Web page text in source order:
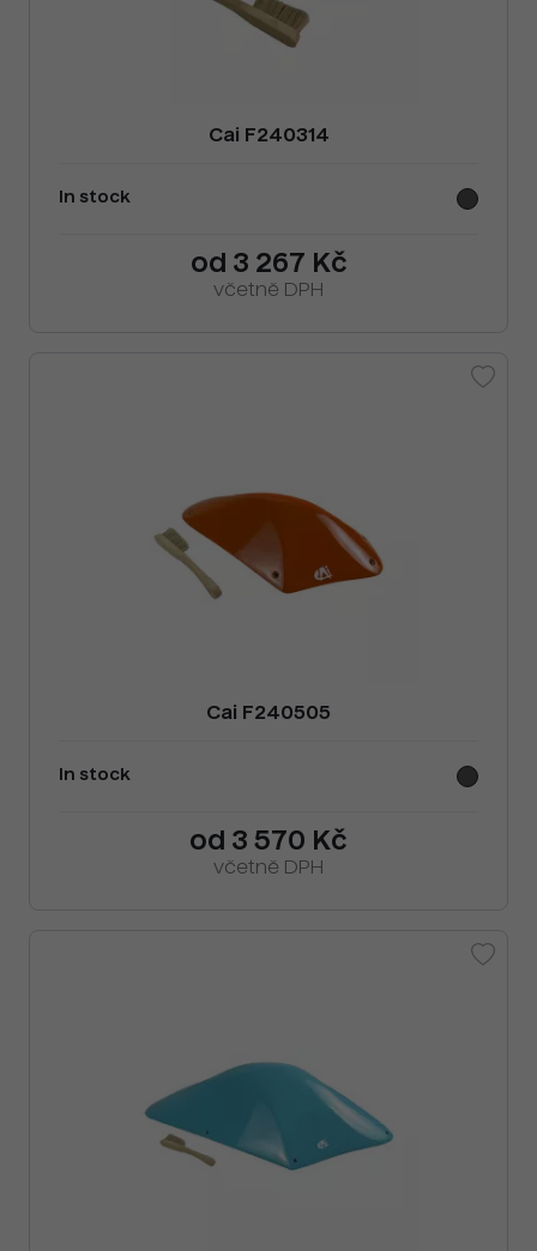
Cai F240314
In stock
od 3 267 Kč
včetně DPH
Cai F240505
In stock
od 3 570 Kč
včetně DPH